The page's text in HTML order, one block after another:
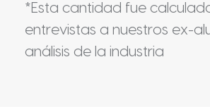
*Esta cantidad fue
entrevistas a nuestros ex-
análisis de la industria